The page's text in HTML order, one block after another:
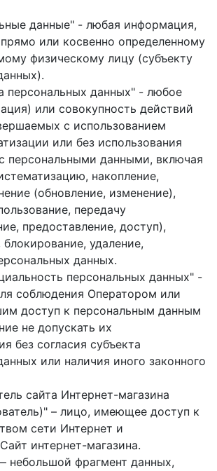
данные" - любая информация,
или косвенно определенному
физическому лицу (субъекту
персональных данных" - любое
или совокупность действий
с использованием
или без использования
персональными данными, включая
накопление,
(обновление, изменение),
передачу
предоставление, доступ),
удаление,
данных.
персональных данных" -
соблюдения Оператором или
доступ к персональным данным
не допускать их
без согласия субъекта
или наличия иного законного
сайта Интернет-магазина
– лицо, имеющее доступ к
сети Интернет и
интернет-магазина.
небольшой фрагмент данных,